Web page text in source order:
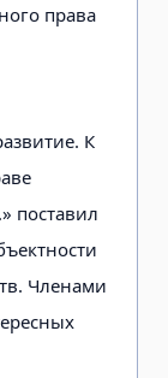
права
К
поставил
Членами